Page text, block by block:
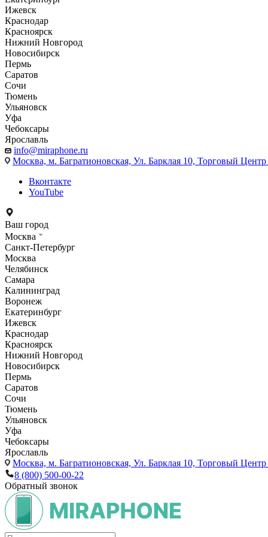
Ижевск
Краснодар
Красноярск
Нижний Новгород
Новосибирск
Пермь
Саратов
Сочи
Тюмень
Ульяновск
Уфа
Чебоксары
Ярославль
info@miraphone.ru
Москва, м. Багратионовская, Ул. Барклая 10, Торговый
Вконтакте
YouTube
Ваш город
Москва
Санкт-Петербург
Москва
Челябинск
Самара
Калининград
Воронеж
Екатеринбург
Ижевск
Краснодар
Красноярск
Нижний Новгород
Новосибирск
Пермь
Саратов
Сочи
Тюмень
Ульяновск
Уфа
Чебоксары
Ярославль
Москва, м. Багратионовская, Ул. Барклая 10, Торговый
8 (800) 500-00-22
Обратный звонок